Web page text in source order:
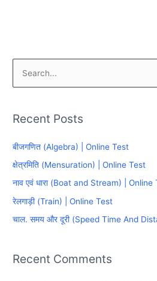
r
o
r
:
Recent Posts
बीजगणित (Algebra) | Online Test
क्षेत्रमिति (Mensuration) | Online Test
नाव एवं धारा (Boat and Stream) | Online
रेलगाड़ी (Train) | Online Test
चाल. समय और दूरी (Speed Time And
Recent Comments